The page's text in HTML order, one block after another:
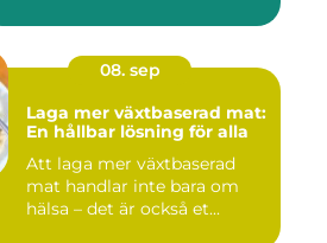
08. sep
Laga mer växtbaserad mat:
En hållbar lösning för alla
Att laga mer växtbaserad
mat handlar inte bara om
hälsa – det är också et...